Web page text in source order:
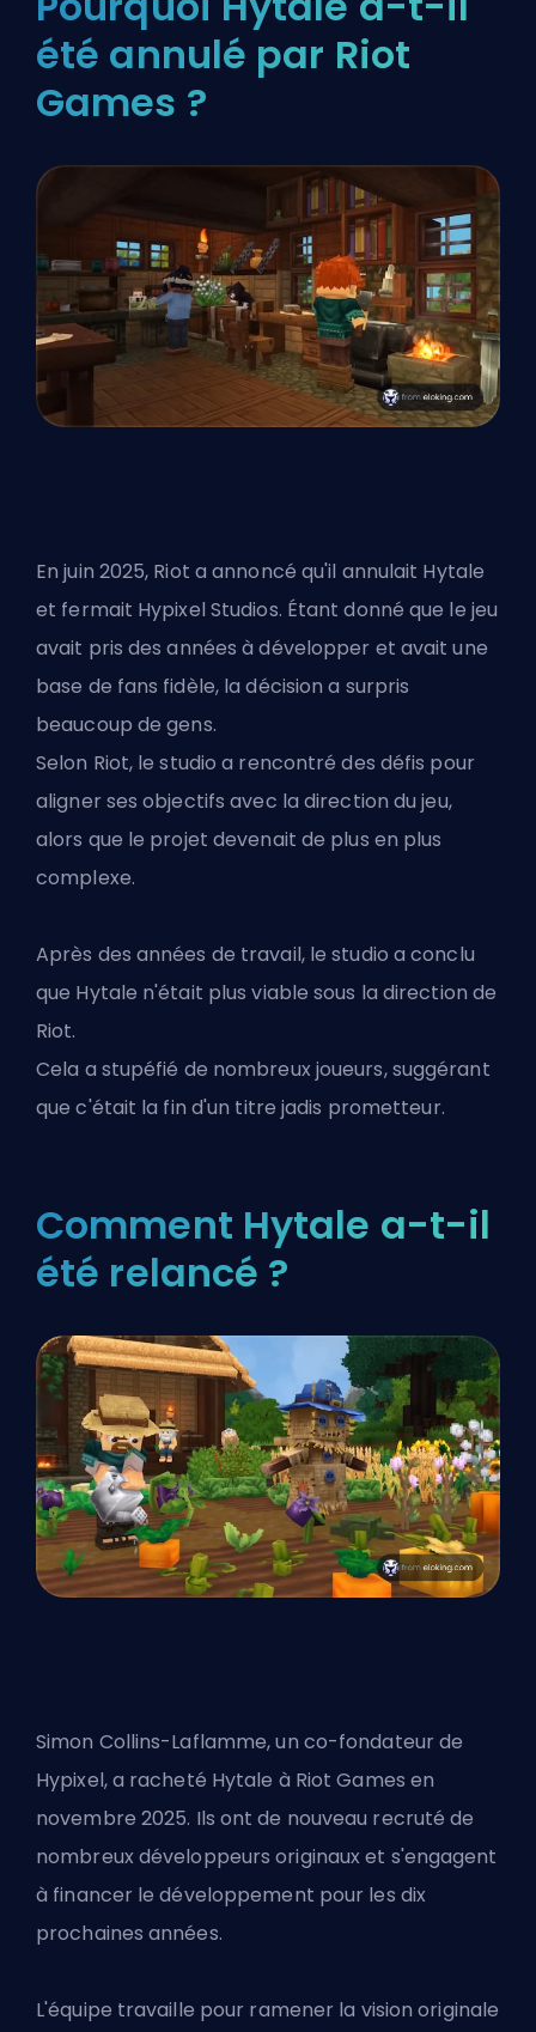
été annulé par Riot
Games ?
En juin 2025, Riot a annoncé qu'il annulait Hytale
et fermait Hypixel Studios. Étant donné que le jeu
avait pris des années à développer et avait une
base de fans fidèle, la décision a surpris
beaucoup de gens.
Selon Riot, le studio a rencontré des défis pour
aligner ses objectifs avec la direction du jeu,
alors que le projet devenait de plus en plus
complexe.
Après des années de travail, le studio a conclu
que Hytale n'était plus viable sous la direction de
Riot.
Cela a stupéfié de nombreux joueurs, suggérant
que c'était la fin d'un titre jadis prometteur.
Comment Hytale a-t-il
été relancé ?
Simon Collins-Laflamme, un co-fondateur de
Hypixel, a racheté Hytale à Riot Games en
novembre 2025. Ils ont de nouveau recruté de
nombreux développeurs originaux et s'engagent
à financer le développement pour les dix
prochaines années.
L'équipe travaille pour ramener la vision originale